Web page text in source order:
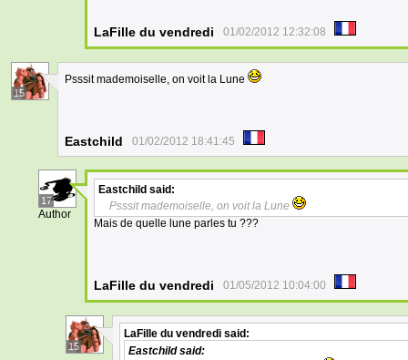
LaFille du vendredi 01/02/2012 12:32:08
15
Psssit mademoiselle, on voit la Lune
Eastchild 01/02/2012 18:41:45
17
Author
Eastchild said:
Psssit mademoiselle, on voit la Lune
Mais de quelle lune parles tu ???
LaFille du vendredi 01/05/2012 10:04:00
15
LaFille du vendredi said:
Eastchildsaid: